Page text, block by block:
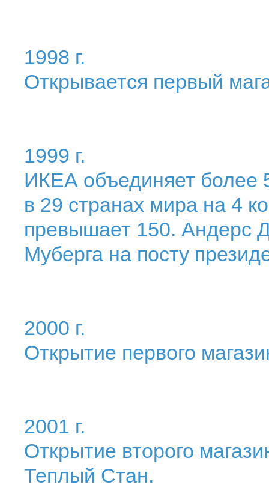
1998 г.
Открывается первый
1999 г.
ИКЕА объединяет более
в 29 странах мира на 4
превышает 150. Андерс
Муберга на посту
2000 г.
Открытие первого
2001 г.
Открытие второго
Теплый Стан.